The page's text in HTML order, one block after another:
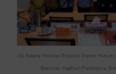
Uji Sidang Tertutup Program Doktor
Bamsoet Ingatkan Pentingnya